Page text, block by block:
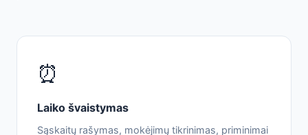
⏰
Laiko švaistymas
Sąskaitų rašymas, mokėjimų tikrinimas, priminimai